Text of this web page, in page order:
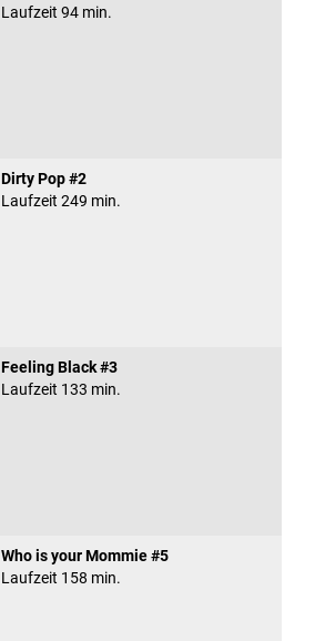
Laufzeit 94 min.
Dirty Pop #2
Laufzeit 249 min.
Feeling Black #3
Laufzeit 133 min.
Who is your Mommie #5
Laufzeit 158 min.